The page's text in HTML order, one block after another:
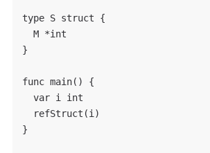
type S struct {
  M *int
}
func main() {
  var i int
  refStruct(i)
}